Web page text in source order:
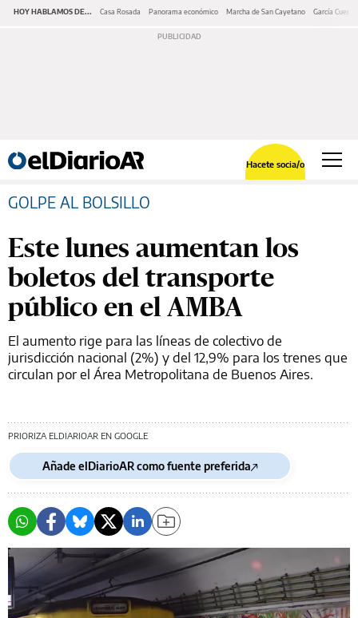
HOY HABLAMOS DE... Casa Rosada Panorama económico Marcha de San Cayetano García Cuerva
Hacete socia/o
GOLPE AL BOLSILLO
Este lunes aumentan los
boletos del transporte
público en el AMBA
El aumento rige para las líneas de colectivo de
jurisdicción nacional (2%) y del 12,9% para los trenes que
circulan por el Área Metropolitana de Buenos Aires.
PRIORIZA ELDIARIOAR EN GOOGLE
Añade elDiarioAR como fuente preferida